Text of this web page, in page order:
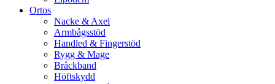
Ortos
Nacke & Axel
Armbågsstöd
Handled & Fingerstöd
Rygg & Mage
Bråckband
Höftskydd